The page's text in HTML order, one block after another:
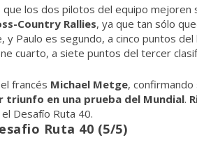
los dos pilotos del equipo mejoren
Country Rallies, ya que tan sólo
y Paulo es segundo, a cinco puntos del
cuarto, a siete puntos del tercer
francés Michael Metge,
triunfo en una prueba del Mundial.
Desafío Ruta 40.
Ruta 40 (5/5)